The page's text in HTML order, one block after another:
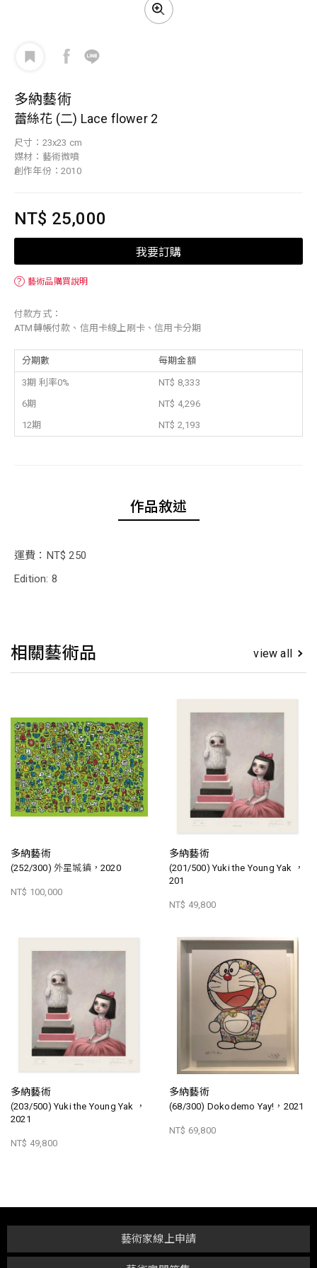
多納藝術
蕾絲花 (二) Lace flower 2
尺寸：23x23 cm
媒材：藝術微噴
創作年份：2010
NT$ 25,000
我要訂購
？ 藝術品購買說明
付款方式：
ATM轉帳付款、信用卡線上刷卡、信用卡分期
分期數 每期金額
3期 利率0%
NT$ 8,333
6期
NT$ 4,296
12期
NT$ 2,193
作品敘述
運費：NT$ 250
Edition: 8
相關藝術品 view all
多納藝術
(252/300) 外星城鎮，2020
NT$ 100,000
多納藝術
(201/500) Yuki the Young Yak ，
201
NT$ 49,800
多納藝術
(203/500) Yuki the Young Yak ，
2021
NT$ 49,800
多納藝術
(68/300) Dokodemo Yay!，2021
NT$ 69,800
藝術家線上申請